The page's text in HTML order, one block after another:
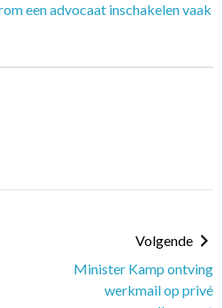
een advocaat inschakelen vaak
Volgende
Minister Kamp ontving
werkmail op privé